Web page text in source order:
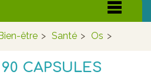
être > Santé > Os >
CAPSULES